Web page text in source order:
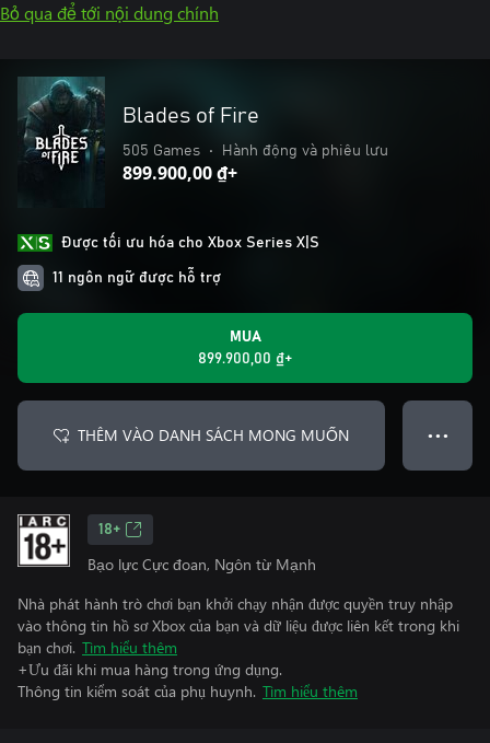
Bỏ qua để tới nội dung chính
Blades of Fire
505 Games • Hành động và phiêu lưu
899.900,00 ₫+
Được tối ưu hóa cho Xbox Series X|S
11 ngôn ngữ được hỗ trợ
MUA
899.900,00 ₫+
THÊM VÀO DANH SÁCH MONG MUỐN ● ● ●
18+
Bạo lực Cực đoan, Ngôn từ Mạnh
Nhà phát hành trò chơi bạn khởi chạy nhận được quyền truy nhập
vào thông tin hồ sơ Xbox của bạn và dữ liệu được liên kết trong khi
bạn chơi. Tìm hiểu thêm
+Ưu đãi khi mua hàng trong ứng dụng.
Thông tin kiểm soát của phụ huynh. Tìm hiểu thêm